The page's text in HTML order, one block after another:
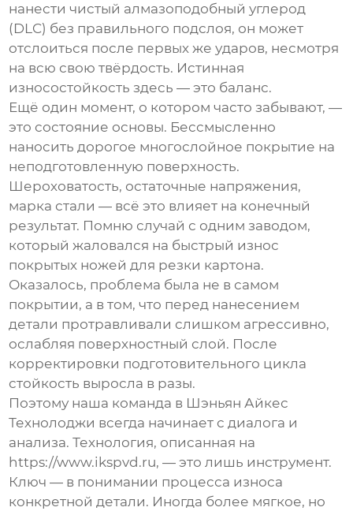
нанести чистый алмазоподобный углерод
(DLC) без правильного подслоя, он может
отслоиться после первых же ударов, несмотря
на всю свою твёрдость. Истинная
износостойкость здесь — это баланс.
Ещё один момент, о котором часто забывают, —
это состояние основы. Бессмысленно
наносить дорогое многослойное покрытие на
неподготовленную поверхность.
Шероховатость, остаточные напряжения,
марка стали — всё это влияет на конечный
результат. Помню случай с одним заводом,
который жаловался на быстрый износ
покрытых ножей для резки картона.
Оказалось, проблема была не в самом
покрытии, а в том, что перед нанесением
детали протравливали слишком агрессивно,
ослабляя поверхностный слой. После
корректировки подготовительного цикла
стойкость выросла в разы.
Поэтому наша команда в Шэньян Айкес
Технолоджи всегда начинает с диалога и
анализа. Технология, описанная на
https://www.ikspvd.ru, — это лишь инструмент.
Ключ — в понимании процесса износа
конкретной детали. Иногда более мягкое, но